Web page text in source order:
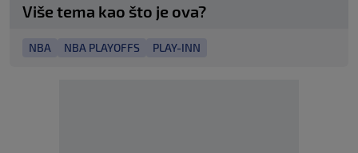
Više tema kao što je ova?
NBA NBA PLAYOFFS PLAY-INN